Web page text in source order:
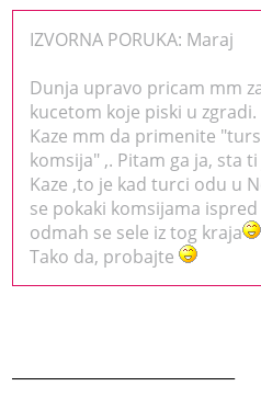
IZVORNA PORUKA: Maraj
Dunja upravo pricam mm
kucetom koje piski u zgradi.
Kaze mm da primenite
komsija" ,. Pitam ga ja, sta
Kaze ,to je kad turci odu u
se pokaki komsijama
odmah se sele iz tog kraja
Tako da, probajte